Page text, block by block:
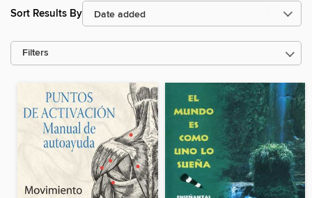
Sort Results By
Filters